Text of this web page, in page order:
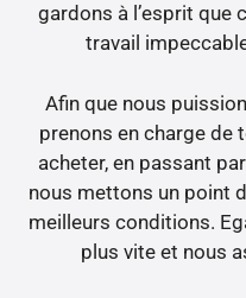
gardons à l’esprit que
travail
Afin que nous
prenons en charge de
acheter, en passant
nous mettons un point
meilleurs conditions.
plus vite et nous